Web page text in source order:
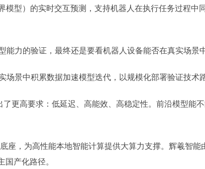
型）的实时交互预测，支持机器人在执行任务过程
力的验证，最终还是要看机器人设备能否在真实场景
景中积累数据加速模型迭代，以规模化部署验证技术
更高要求：低延迟、高能效、高稳定性。前沿模型能
座，为高性能本地智能计算提供大算力支撑。辉羲智
产化路径。